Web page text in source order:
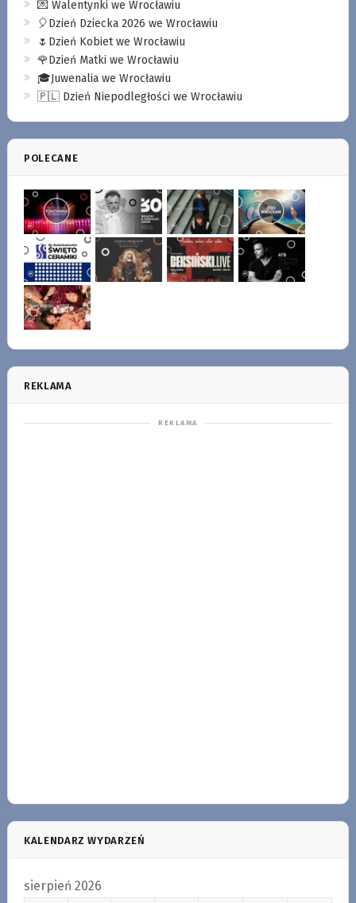
💌 Walentynki we Wrocławiu
🎈Dzień Dziecka 2026 we Wrocławiu
🌷Dzień Kobiet we Wrocławiu
🌹Dzień Matki we Wrocławiu
🎓Juwenalia we Wrocławiu
🇵🇱 Dzień Niepodległości we Wrocławiu
POLECANE
REKLAMA
KALENDARZ WYDARZEŃ
sierpień 2026